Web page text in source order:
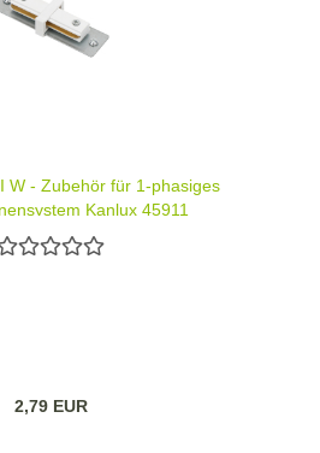
W - Zubehör für 1-phasiges
Kanlux 45911
2,79 EUR